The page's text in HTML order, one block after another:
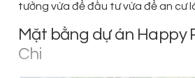
tưởng vừa để đầu tư vừa để an cư
Mặt bằng dự án Happy
Chi